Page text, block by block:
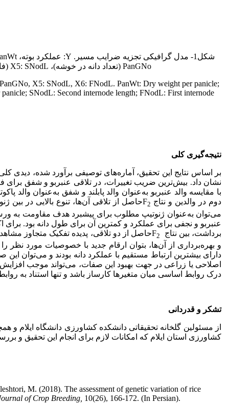
PanGNo (تعداد دانه در خوشه)، X5: SNodL (فاصله گره اول تا گره دوم)، X6: FNodL (فاصله طول طوقه تا اولین گره)
X5: SNodL, X6: FNodL. PanWt: Dry weight per panicle;
SNodL: Second internode length; FNodL: First internode
نتیجه‌گیری کلی
بر اساس نتایج این تحقیق، آماره‌های توصیفی برآورد شده، دیدی
نشان داد. بیش‌ترین ضریب تغییرات، در تلاقی عنبربو و شفق
با مقایسه والد عنبربو به‌عنوان والد پابلند و شفق به‌عنوان والد
دوم در والدین و نتاج F 2
حاصل از تلاقی آن‌ها، تنوع بالایی در
می‌توان به‌عنوان ژنوتیپ مطلوب برای پیشبرد هدف مقاومت به ورس
عنبربو و نجفی برای عملکرد و کمترین آن برای طول دانه بود.
برداشت، بین نتاج F
2 حاصل از دو تلاقی، پدیده تفکیک متجاوز
و بهره‌برداری از آن‌ها، بتوان ارقام جدید با خصوصیات مورد نظر
دارای بیشترین ارتباط مستقیم با عملکرد دانه بودند و می‌توان
اصلاحی یا زراعی در جهت بهبود این صفات، می‌تواند موجب
درک روابط اساسی میان متغیرها کارساز باشد و تنها استناد به
تشکر و قدردانی
از مسئولین گلخانه تحقیقاتی دانشکده کشاورزی دانشگاه ایلام
کشاورزی استان ایلام که امکانات لازم برای انجام این تحقیق و
M. (2018). The assessment of genetic variation of rice
of Crop Breeding, 10(26), 166-172. (In Persian).